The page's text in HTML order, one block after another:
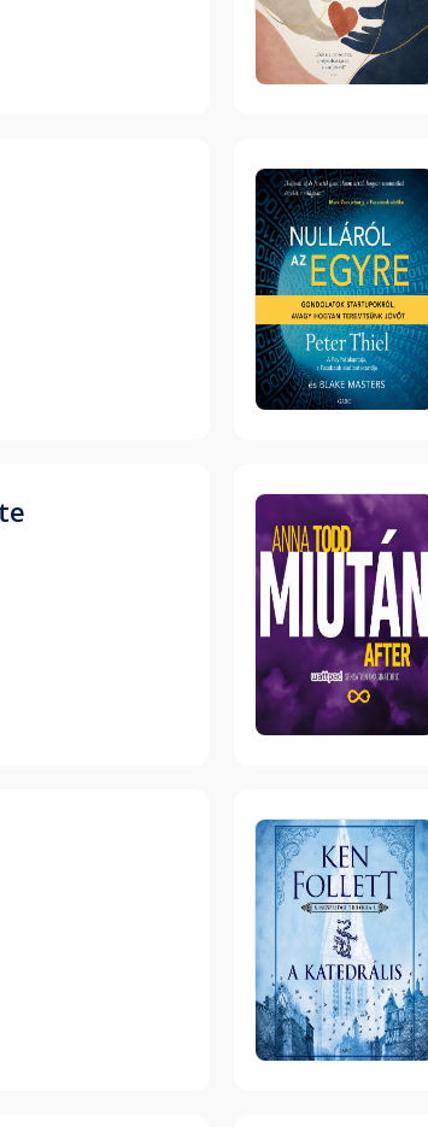
Hallgass bele
Hallgass bele
Hallgass bele
Hallgass bele